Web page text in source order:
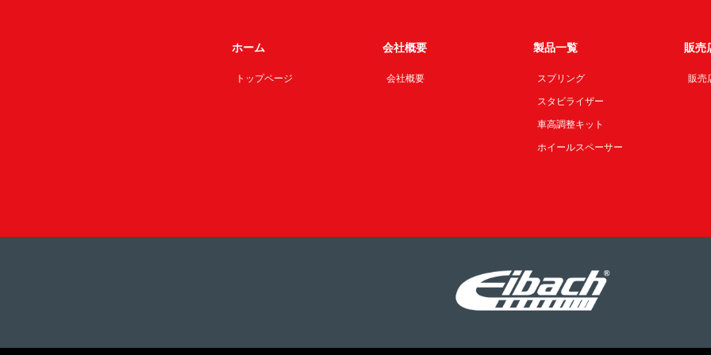
ホーム
トップページ
会社概要
会社概要
製品一覧
スプリング
スタビライザー
車高調整キット
ホイールスペーサー
販売
販売